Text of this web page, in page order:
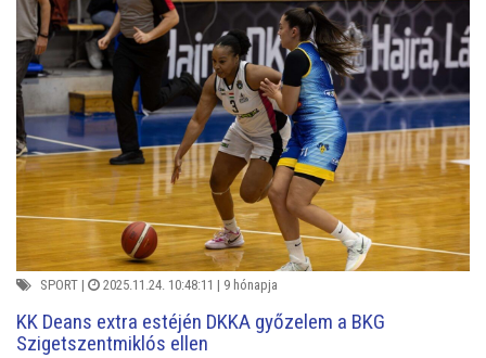
SPORT | 2025.11.24. 10:48:11 | 9 hónapja
KK Deans extra estéjén DKKA győzelem a BKG
Szigetszentmiklós ellen